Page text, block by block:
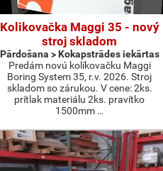
Kolikovačka Maggi 35 - nový
stroj skladom
Pārdošana > Kokapstrādes iekārtas
Predám novú kolíkovačku Maggi
Boring System 35, r.v. 2026. Stroj
skladom so zárukou. V cene: 2ks.
prítlak materiálu 2ks. pravítko
1500mm …